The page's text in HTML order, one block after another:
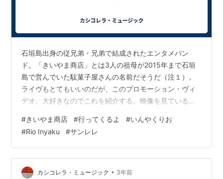
石垣島出身の従兄弟・兄弟で結成されたエンタメバン
ド。「きいやま商店」とは3人の祖母が2015年まで石垣
島で営んでいた駄菓子屋さんの名前だそうだ（注１）。
ライヴもとてもいいのだが、このプロモーション・ヴィ
デオ、大好きなのでこれを紹介する。映像を見ている
すことになったことを戸惑いながら親友に話したときの
ことを。 ◆きいやま商店「行ってくるよ」PV youtu.be
3人が演奏している楽器は、三線とサンレレとギター。サ
ンレレは三線とウクレレをミックスした楽器。1999年、
沖縄のラテンバンド ディアマンテスのアルベルト城間さ
#きいやま商店 #行ってくるよ #いんやくりお
#Rio Inyaku #サンレレ
カシコレラ・ミュージック • 3年前